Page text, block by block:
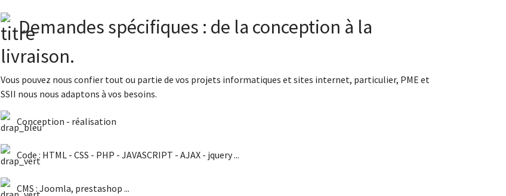
Demandes spécifiques : de la conception à la
livraison.
Vous pouvez nous confier tout ou partie de vos projets informatiques et sites internet, particulier, PME et
SSII nous nous adaptons à vos besoins.
Conception - réalisation
Code : HTML - CSS - PHP - JAVASCRIPT - AJAX - jquery ...
CMS : Joomla, prestashop ...